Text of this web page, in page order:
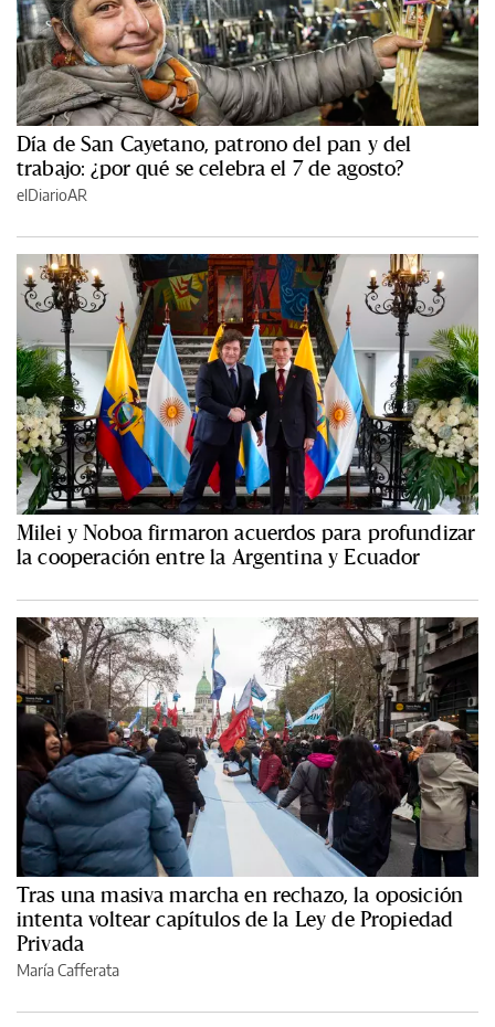
Día de San Cayetano, patrono del pan y del
trabajo: ¿por qué se celebra el 7 de agosto?
elDiarioAR
Milei y Noboa firmaron acuerdos para profundizar
la cooperación entre la Argentina y Ecuador
Tras una masiva marcha en rechazo, la oposición
intenta voltear capítulos de la Ley de Propiedad
Privada
María Cafferata